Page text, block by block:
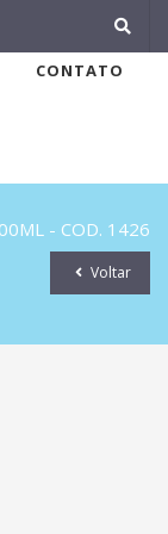
CONTATO
- COD. 1426
Voltar